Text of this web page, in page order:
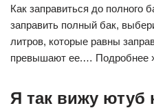
Как заправиться до полного
заправить полный бак,
литров, которые равны
превышают ее.… Подробнее
Я так вижу ютуб